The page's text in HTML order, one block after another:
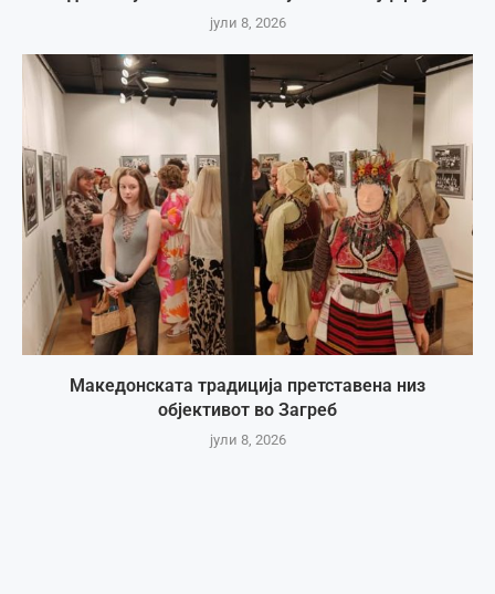
јули 8, 2026
Македонската традиција претставена низ
објективот во Загреб
јули 8, 2026